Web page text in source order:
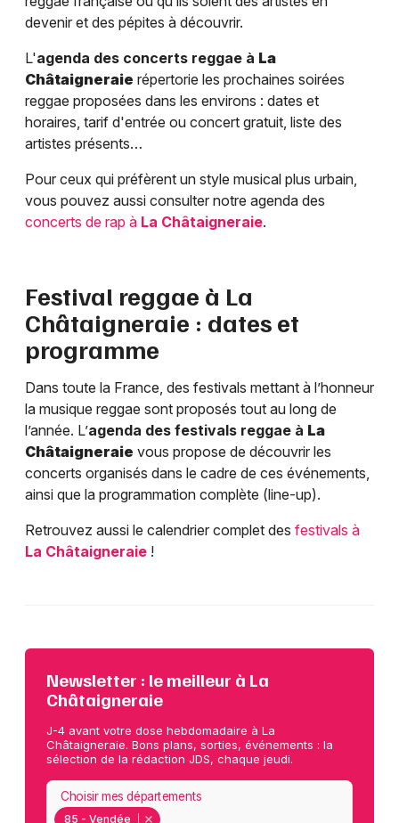
devenir et des pépites à découvrir.
L'agenda des concerts reggae à La
Châtaigneraie répertorie les prochaines soirées
reggae proposées dans les environs : dates et
horaires, tarif d'entrée ou concert gratuit, liste des
artistes présents…
Pour ceux qui préfèrent un style musical plus urbain,
vous pouvez aussi consulter notre agenda des
concerts de rap à La Châtaigneraie.
Festival reggae à La
Châtaigneraie : dates et
programme
Dans toute la France, des festivals mettant à l’honneur
la musique reggae sont proposés tout au long de
l’année. L’agenda des festivals reggae à La
Châtaigneraie vous propose de découvrir les
concerts organisés dans le cadre de ces événements,
ainsi que la programmation complète (line-up).
Retrouvez aussi le calendrier complet des festivals à
La Châtaigneraie !
Newsletter : le meilleur à La
Châtaigneraie
J-4 avant votre dose hebdomadaire à La
Châtaigneraie. Bons plans, sorties, événements : la
sélection de la rédaction JDS, chaque jeudi.
85 - Vendée
Choisir mes départements